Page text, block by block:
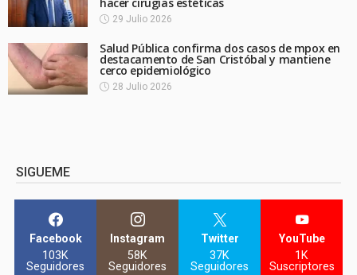
hacer cirugías estéticas
29 Julio 2026
Salud Pública confirma dos casos de mpox en
destacamento de San Cristóbal y mantiene
cerco epidemiológico
28 Julio 2026
SIGUEME
Facebook
103K
Seguidores
Instagram
58K
Seguidores
Twitter
37K
Seguidores
YouTube
1K
Suscriptores